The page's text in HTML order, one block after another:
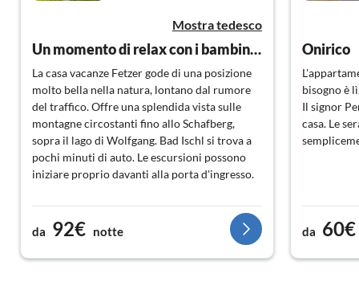
Mostra tedesco
Un momento di relax con i bambini durante le vacanze
La casa vacanze Fetzer gode di una posizione
molto bella nella natura, lontano dal rumore
del traffico. Offre una splendida vista sulle
montagne circostanti fino allo Schafberg,
sopra il lago di Wolfgang. Bad Ischl si trova a
pochi minuti di auto. Le escursioni possono
iniziare proprio davanti alla porta d'ingresso.
La casa vacanze offre tutto il necessario per
una vacanza rilassante. Dotata di una stufa
aggiuntiva (legna disponibile gratuitamente),
la sensazione di casetta di vacanza si fa subito
da 92€ notte
Onirico
bisogno è
Il signor
casa. Le
da 60€